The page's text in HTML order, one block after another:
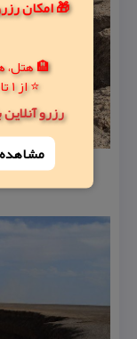
🏨 هتل،
⭐ از 1 تا 5 ستاره | فولبرد | نزدیک حرم
رزرو